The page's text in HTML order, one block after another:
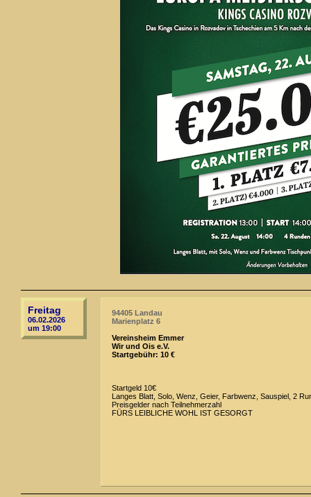
Freitag
06.02.2026
um 19:00
94405 Landau
Marienplatz 6
Vereinsheim Emmer
Wir und Ois e.V.
Startgebühr: 10 €
Startgeld 10€
Langes Blatt, Solo, Wenz, Geier, Farbwenz, Sauspiel, 2
Preisgelder nach Teilnehmerzahl
FÜRS LEIBLICHE WOHL IST GESORGT